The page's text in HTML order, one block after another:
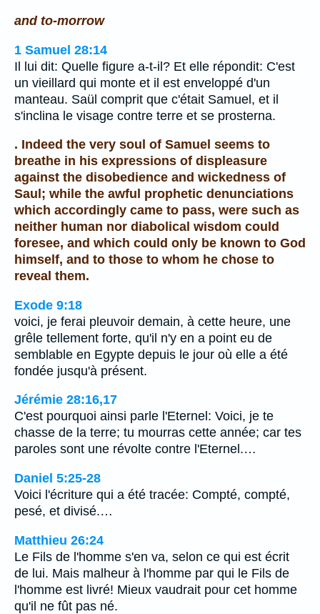
and to-morrow
1 Samuel 28:14
Il lui dit: Quelle figure a-t-il? Et elle répondit: C'est
un vieillard qui monte et il est enveloppé d'un
manteau. Saül comprit que c'était Samuel, et il
s'inclina le visage contre terre et se prosterna.
. Indeed the very soul of Samuel seems to
breathe in his expressions of displeasure
against the disobedience and wickedness of
Saul; while the awful prophetic denunciations
which accordingly came to pass, were such as
neither human nor diabolical wisdom could
foresee, and which could only be known to God
himself, and to those to whom he chose to
reveal them.
Exode 9:18
voici, je ferai pleuvoir demain, à cette heure, une
grêle tellement forte, qu'il n'y en a point eu de
semblable en Egypte depuis le jour où elle a été
fondée jusqu'à présent.
Jérémie 28:16,17
C'est pourquoi ainsi parle l'Eternel: Voici, je te
chasse de la terre; tu mourras cette année; car tes
paroles sont une révolte contre l'Eternel.…
Daniel 5:25-28
Voici l'écriture qui a été tracée: Compté, compté,
pesé, et divisé.…
Matthieu 26:24
Le Fils de l'homme s'en va, selon ce qui est écrit
de lui. Mais malheur à l'homme par qui le Fils de
l'homme est livré! Mieux vaudrait pour cet homme
qu'il ne fût pas né.